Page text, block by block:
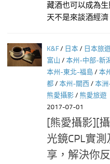
藏酒也可以成為
天不是來談酒經
K&F/ 日本/ 日本旅
富山 /本州-中部-新
本州-東北-福島/本
都/本州-關西/本
熊愛攝影/ 熊愛旅遊
2017-07-01
[熊愛攝影][
光鏡CPL實
享，解決你